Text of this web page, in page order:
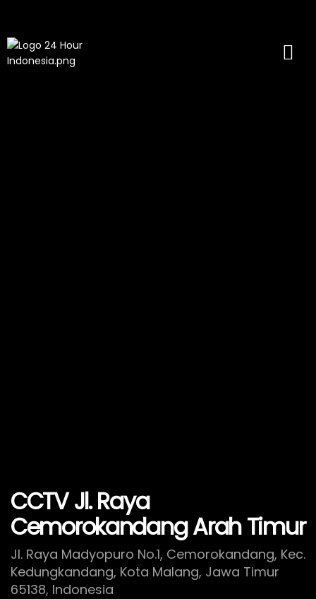
CCTV Jl. Raya
Cemorokandang Arah Timur
Jl. Raya Madyopuro No.1, Cemorokandang, Kec.
Kedungkandang, Kota Malang, Jawa Timur
65138, Indonesia